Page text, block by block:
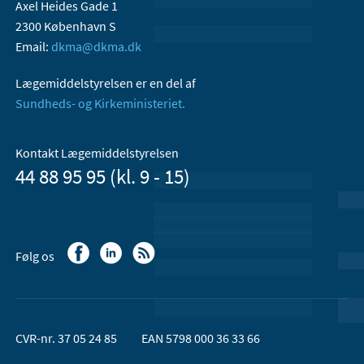
Axel Heides Gade 1
2300 København S
Email: dkma@dkma.dk
Lægemiddelstyrelsen er en del af
Sundheds- og Kirkeministeriet.
Kontakt Lægemiddelstyrelsen
44 88 95 95 (kl. 9 - 15)
Følg os
CVR-nr. 37 05 24 85 EAN 5798 000 36 33 66